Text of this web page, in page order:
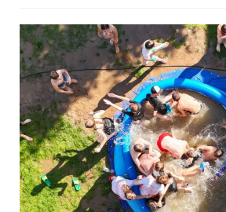
Freizeit 2026
Datenschutz
Impressum
Downloads